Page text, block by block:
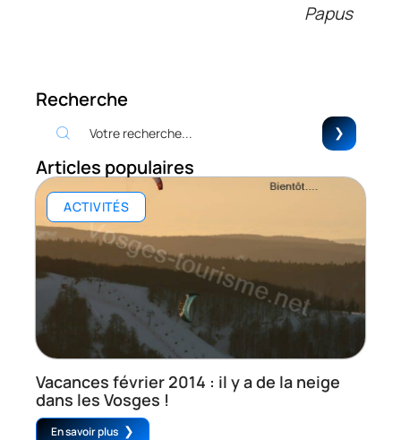
Papus
Recherche
Articles populaires
ACTIVITÉS
Vacances février 2014 : il y a de la neige
dans les Vosges !
En savoir plus